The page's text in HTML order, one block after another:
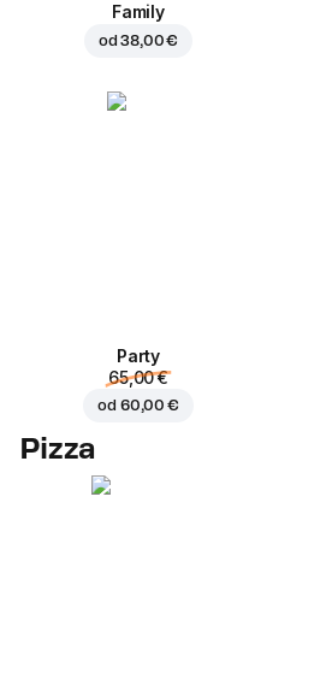
Family
od38,00 €
Party
65,00 €
od 60,00 €
Pizza